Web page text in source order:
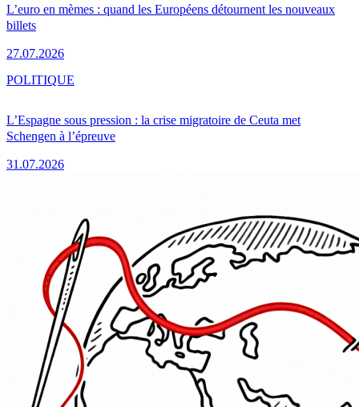
L’euro en mèmes : quand les Européens détournent les nouveaux
billets
27.07.2026
L’Espagne sous pression : la crise migratoire de Ceuta met
Schengen à l’épreuve
31.07.2026
POLITIQUE